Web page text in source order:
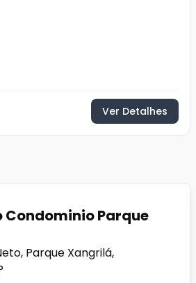
Ver Detalhes
Parque
Parque Xangrilá,